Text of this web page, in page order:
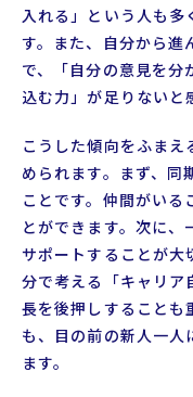
入れる」という人も
す。また、自分から進
で、「自分の意見を分
込む力」が足りないと
こうした傾向をふまえ
められます。まず、同
ことです。仲間がいる
とができます。次に、
サポートすることが大
分で考える「キャリア
長を後押しすることも
も、目の前の新人一人
ます。